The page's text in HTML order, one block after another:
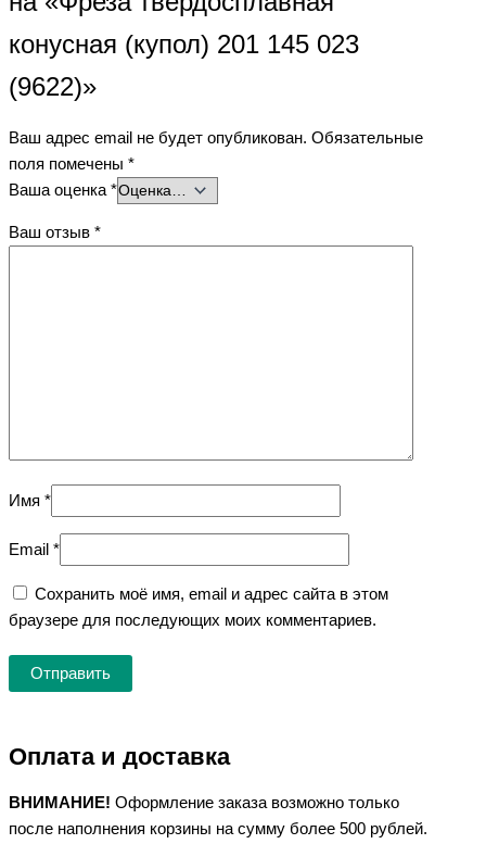
конусная (купол) 201 145 023
(9622)»
Ваш адрес email не будет опубликован. Обязательные
поля помечены *
Ваша оценка *
Ваш отзыв *
Имя *
Email *
Сохранить моё имя, email и адрес сайта в этом
браузере для последующих моих комментариев.
Оплата и доставка
ВНИМАНИЕ! Оформление заказа возможно только
после наполнения корзины на сумму более 500 рублей.